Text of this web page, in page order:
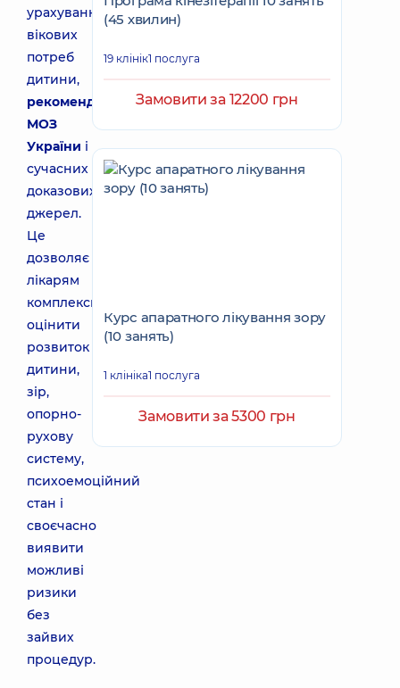
урахуванням
вікових
потреб
дитини,
рекомендацій
МОЗ
України і
сучасних
доказових
джерел.
Це
дозволяє
лікарям
комплексно
оцінити
розвиток
дитини,
зір,
опорно-
рухову
систему,
психоемоційний
стан і
своєчасно
виявити
можливі
ризики
без
зайвих
процедур.
(45 хвилин)
19 клінік1 послуга
Замовити за 12200 грн
Курс апаратного лікування зору
(10 занять)
1 клініка1 послуга
Замовити за 5300 грн